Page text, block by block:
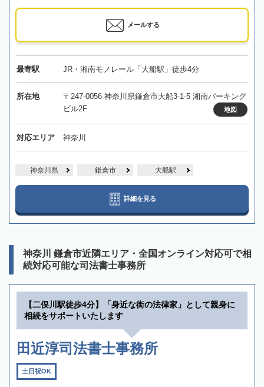
メールする
最寄駅 JR・湘南モノレール「大船駅」徒歩4分
所在地
〒247-0056 神奈川県鎌倉市大船3-1-5 湘南パーキング
ビル2F
地図
対応エリア 神奈川
神奈川県 鎌倉市 大船駅
詳細を見る
神奈川 鎌倉市近隣エリア・全国オンライン対応可で相
続対応可能な司法書士事務所
【二俣川駅徒歩4分】「身近な街の法律家」として親身に
相続をサポートいたします
田近淳司法書士事務所
土日祝OK